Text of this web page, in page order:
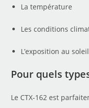
La température
Les conditions
L’exposition au soleil
Pour quels
Le CTX-162 est